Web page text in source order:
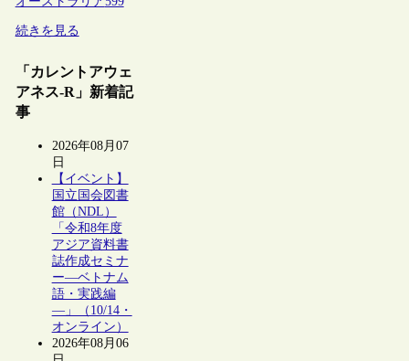
続きを見る
「カレントアウェ
アネス-R」新着記
事
2026年08月07
日
【イベント】
国立国会図書
館（NDL）
「令和8年度
アジア資料書
誌作成セミナ
ー―ベトナム
語・実践編
―」（10/14・
オンライン）
2026年08月06